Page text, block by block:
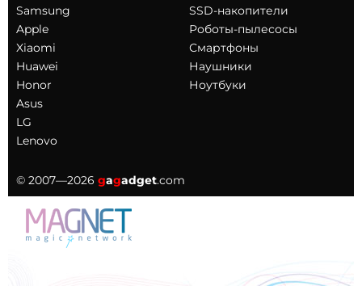
Samsung
Apple
Xiaomi
Huawei
Honor
Asus
LG
Lenovo
SSD-накопители
Роботы-пылесосы
Смартфоны
Наушники
Ноутбуки
© 2007—2026 gagadget.com